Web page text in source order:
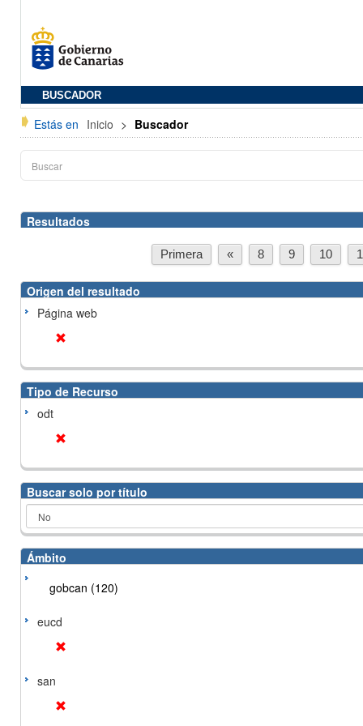
BUSCADOR
Estás en Inicio > Buscador
Resultados
Primera « 8 9 10
Origen del resultado
Página web
Tipo de Recurso
odt
Buscar solo por título
Ámbito
gobcan (120)
eucd
san